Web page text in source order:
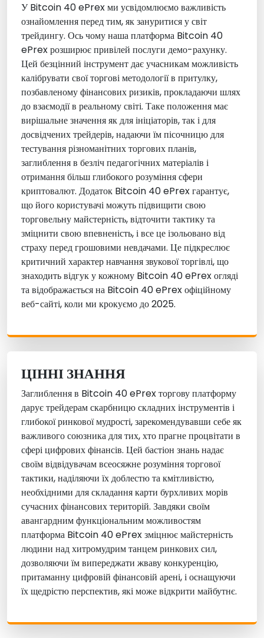
У Bitcoin 40 ePrex ми усвідомлюємо важливість
ознайомлення перед тим, як зануритися у світ
трейдингу. Ось чому наша платформа Bitcoin 40
ePrex розширює привілей послуги демо-рахунку.
Цей безцінний інструмент дає учасникам можливість
калібрувати свої торгові методології в притулку,
позбавленому фінансових ризиків, прокладаючи шлях
до взаємодії в реальному світі. Таке положення має
вирішальне значення як для ініціаторів, так і для
досвідчених трейдерів, надаючи їм пісочницю для
тестування різноманітних торгових планів,
заглиблення в безліч педагогічних матеріалів і
отримання більш глибокого розуміння сфери
криптовалют. Додаток Bitcoin 40 ePrex гарантує,
що його користувачі можуть підвищити свою
торговельну майстерність, відточити тактику та
зміцнити свою впевненість, і все це ізольовано від
страху перед грошовими невдачами. Це підкреслює
критичний характер навчання звукової торгівлі, що
знаходить відгук у кожному Bitcoin 40 ePrex огляді
та відображається на Bitcoin 40 ePrex офіційному
веб-сайті, коли ми крокуємо до 2025.
ЦІННІ ЗНАННЯ
Заглиблення в Bitcoin 40 ePrex торгову платформу
дарує трейдерам скарбницю складних інструментів і
глибокої ринкової мудрості, зарекомендувавши себе як
важливого союзника для тих, хто прагне процвітати в
сфері цифрових фінансів. Цей бастіон знань надає
своїм відвідувачам всеосяжне розуміння торгової
тактики, наділяючи їх доблестю та кмітливістю,
необхідними для складання карти бурхливих морів
сучасних фінансових територій. Завдяки своїм
авангардним функціональним можливостям
платформа Bitcoin 40 ePrex зміцнює майстерність
людини над хитромудрим танцем ринкових сил,
дозволяючи їм випереджати жваву конкуренцію,
притаманну цифровій фінансовій арені, і оснащуючи
їх щедрістю перспектив, які може відкрити майбутнє.